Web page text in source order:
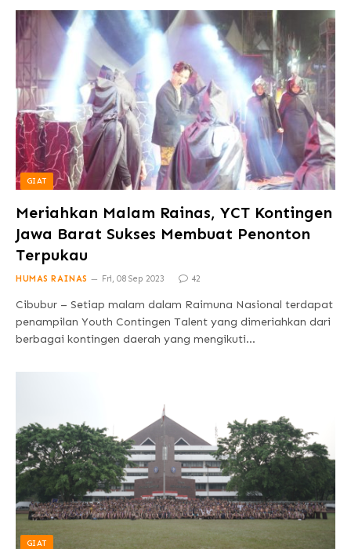
GIAT
Meriahkan Malam Rainas, YCT Kontingen
Jawa Barat Sukses Membuat Penonton
Terpukau
HUMAS RAINAS Fri, 08 Sep 2023 42
Cibubur – Setiap malam dalam Raimuna Nasional terdapat
penampilan Youth Contingen Talent yang dimeriahkan dari
berbagai kontingen daerah yang mengikuti…
GIAT